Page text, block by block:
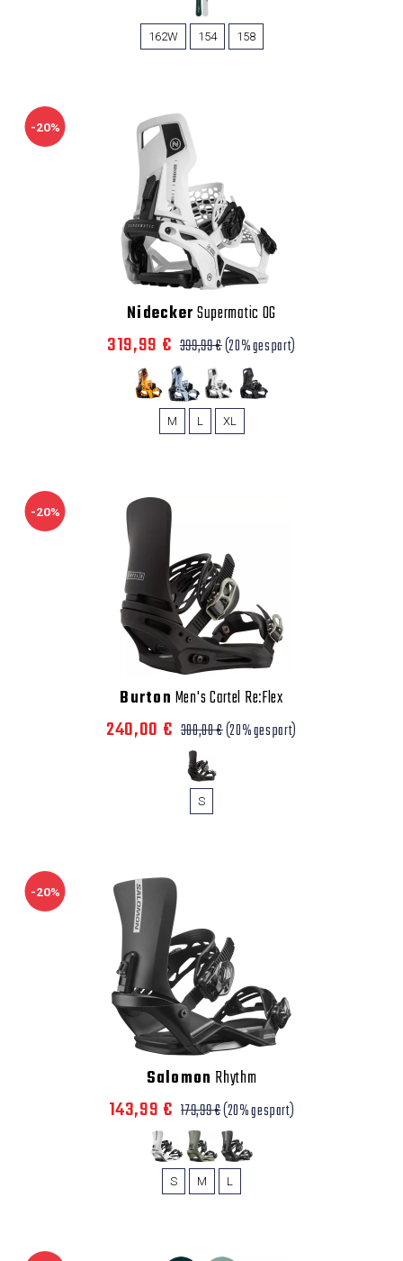
162W 154 158
-20%
NideckerSupermatic OG
319,99 € 399,99 €(20% gespart)
M L XL
-20%
Burton Men's Cartel Re:Flex
240,00 € 300,00 €(20% gespart)
S
-20%
Salomon Rhythm
143,99 € 179,99 €(20% gespart)
S M L